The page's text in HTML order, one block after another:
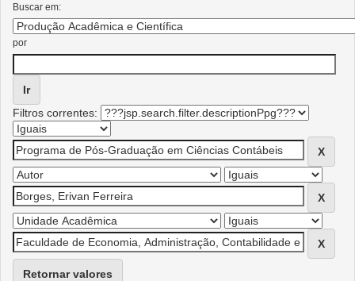
Buscar em:
por
Filtros correntes:
Retornar valores